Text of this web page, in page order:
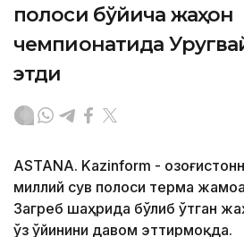
полоси бўйича жаҳон
чемпионатида
этди
ASTANA. Kazinform -
миллий сув полоси терма
Загреб шаҳрида бўлиб ўтган
ўз ўйинини давом эттирмоқда.